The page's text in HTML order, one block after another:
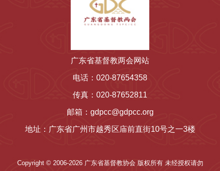
广东省基督教两会网站
电话：020-87654358
传真：020-87652811
邮箱：gdpcc@gdpcc.org
地址：广东省广州市越秀区庙前直街10号之一3楼
Copyright © 2006-2026 广东省基督教协会 版权所有 未经授权请勿